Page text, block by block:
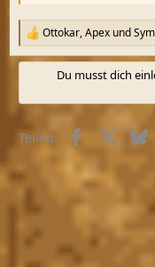
R
e
a
o
n
Ottokar,Apex und
Du musst dich
Teilen: Facebook
X